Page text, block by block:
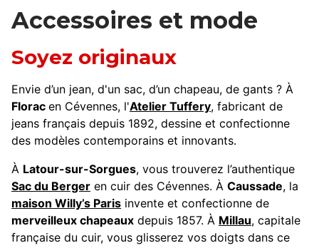
Accessoires et mode
Soyez originaux
Envie d’un jean, d'un sac, d’un chapeau, de gants ? À
Florac en Cévennes, l'Atelier Tuffery, fabricant de
jeans français depuis 1892, dessine et confectionne
des modèles contemporains et innovants.
À Latour-sur-Sorgues, vous trouverez l’authentique
Sac du Berger en cuir des Cévennes. À Caussade, la
maison Willy’s Paris invente et confectionne de
merveilleux chapeaux depuis 1857. À Millau, capitale
française du cuir, vous glisserez vos doigts dans ce